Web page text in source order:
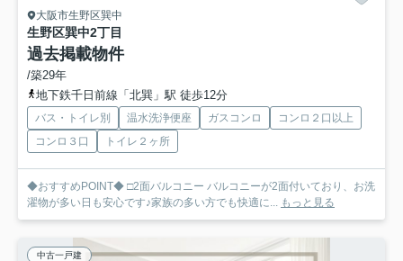
大阪市生野区巽中
生野区巽中2丁目
過去掲載物件
/築29年
地下鉄千日前線「北巽」駅 徒歩12分
バス・トイレ別 温水洗浄便座 ガスコンロ
コンロ２口以上
コンロ３口
トイレ２ヶ所
◆おすすめPOINT◆ □2面バルコニー バルコニーが2面付いており、お洗
濯物が多い日も安心です♪家族の多い方でも快適に...
もっと見る
中古一戸建